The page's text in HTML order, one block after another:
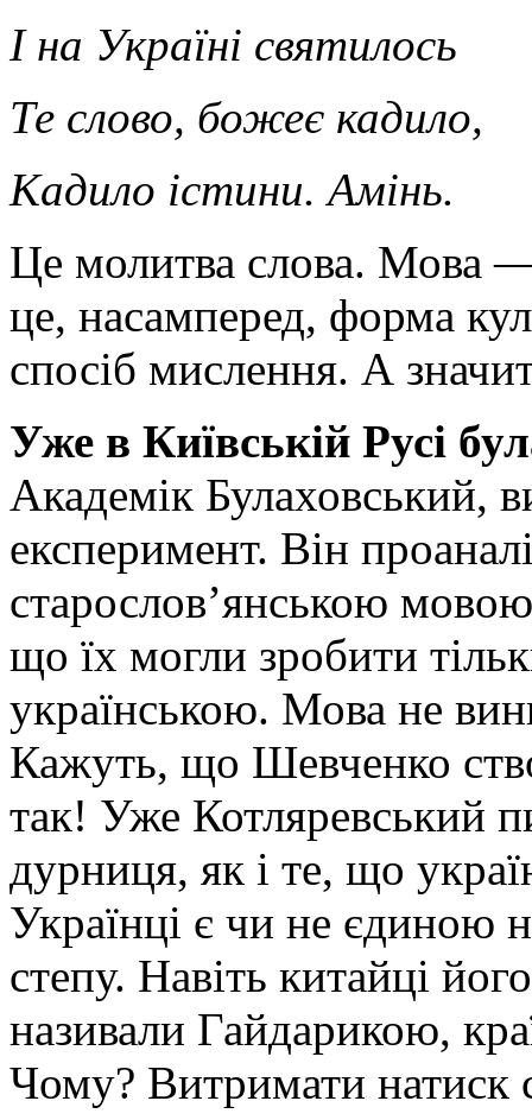
І на Україні святилось
Те слово, божеє кадило,
Кадило істини. Амінь.
Це молитва слова. Мова
це, насамперед, форма
спосіб мислення. А
Уже в Київській Русі
Академік Булаховсь­кий,
експеримент. Він
старо­слов’янською мовою
що їх могли зробити
українською. Мова не
Кажуть, що Шевченко
так! Уже Котляревський
дурниця, як і те, що
Українці є чи не єдиною
степу. Навіть китайці
називали Гайдарикою,
Чому? Витримати натиск